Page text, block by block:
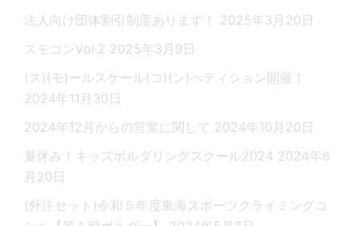
法人向け団体割引制度あります！
2025年3月20日
スモコンVol.2 2025年3月9日
(ス)(モ)ールスケール(コ)(ン)ぺティション開催！
2024年11月30日
2024年12月からの営業に関して 2024年10月20日
夏休み！キッズボルダリングスクール2024 2024年6
月20日
(外注セット)令和５年度東海スポーツクライミングコ